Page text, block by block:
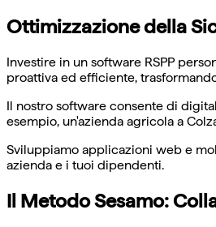
Ottimizzazione della
Investire in un software RSPP
proattiva ed efficiente,
Il nostro software consente di
esempio, un'azienda agricola a
Sviluppiamo applicazioni web e
azienda e i tuoi dipendenti.
Il Metodo Sesamo: